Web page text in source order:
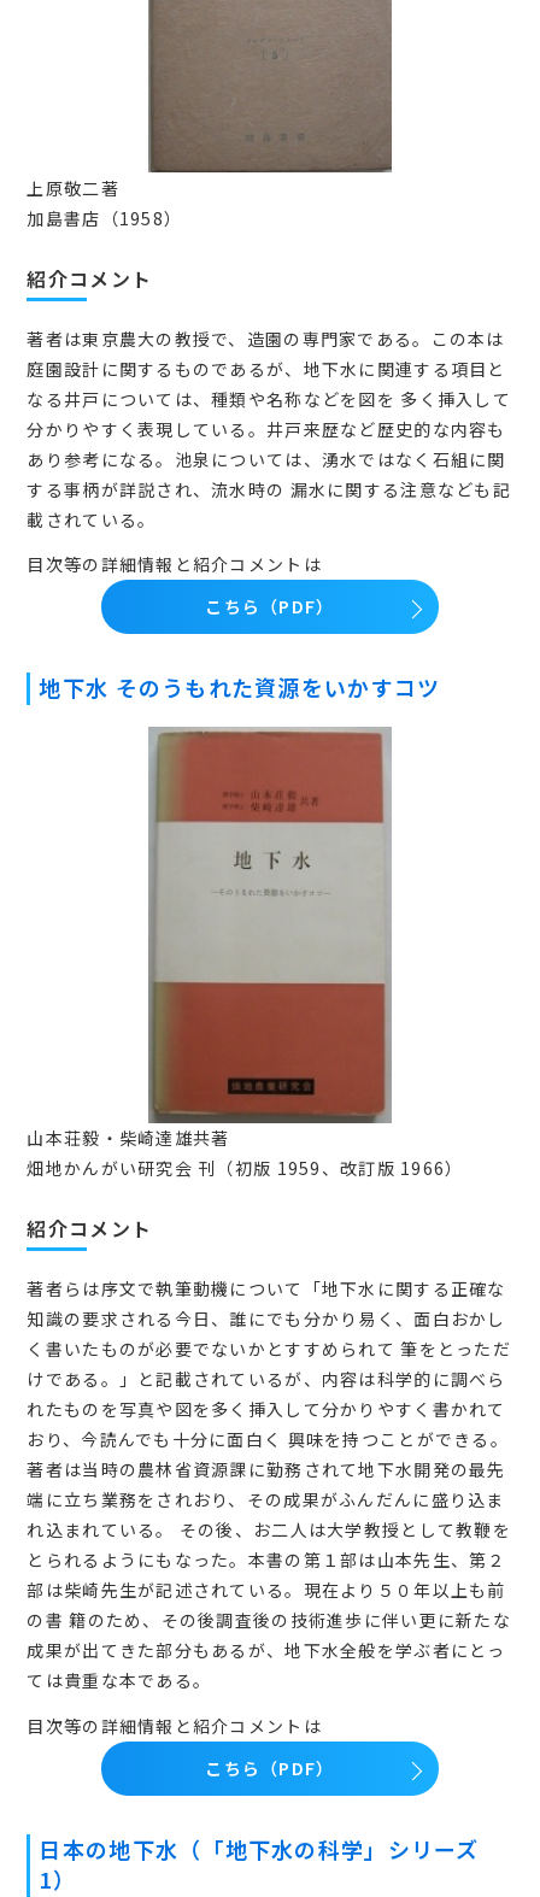
上原敬二著
加島書店（1958）
紹介コメント
著者は東京農大の教授で、造園の専門家である。この本は
庭園設計に関するものであるが、地下水に関連する項目と
なる井戸については、種類や名称などを図を 多く挿入して
分かりやすく表現している。井戸来歴など歴史的な内容も
あり参考になる。池泉については、湧水ではなく石組に関
する事柄が詳説され、流水時の 漏水に関する注意なども記
載されている。
目次等の詳細情報と紹介コメントは
こちら（PDF）
地下水 そのうもれた資源をいかすコツ
山本荘毅・柴崎達雄共著
畑地かんがい研究会 刊（初版 1959、改訂版 1966）
紹介コメント
著者らは序文で執筆動機について「地下水に関する正確な
知識の要求される今日、誰にでも分かり易く、面白おかし
く書いたものが必要でないかとすすめられて 筆をとっただ
けである。」と記載されているが、内容は科学的に調べら
れたものを写真や図を多く挿入して分かりやすく書かれて
おり、今読んでも十分に面白く 興味を持つことができる。
著者は当時の農林省資源課に勤務されて地下水開発の最先
端に立ち業務をされおり、その成果がふんだんに盛り込ま
れ込まれている。 その後、お二人は大学教授として教鞭を
とられるようにもなった。本書の第１部は山本先生、第２
部は柴崎先生が記述されている。現在より５０年以上も前
の書 籍のため、その後調査後の技術進歩に伴い更に新たな
成果が出てきた部分もあるが、地下水全般を学ぶ者にとっ
ては貴重な本である。
目次等の詳細情報と紹介コメントは
こちら（PDF）
日本の地下水（「地下水の科学」シリーズ
1）